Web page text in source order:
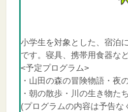
小学生を対象とした、宿泊
です。寝具、携帯用食器な
<予定プログラム>
・山田の森の冒険物語・夜
・朝の散歩・川の生き物た
(プログラムの内容は予告な